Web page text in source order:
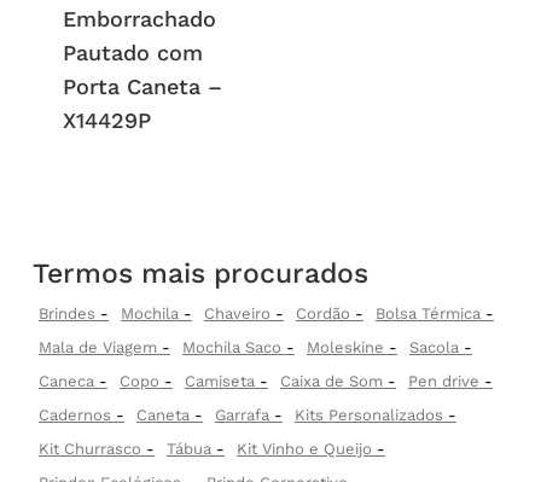
Emborrachado
Pautado com
Porta Caneta –
X14429P
Termos mais procurados
Brindes Mochila Chaveiro Cordão
Bolsa Térmica
Mala de Viagem
Mochila Saco Moleskine
Sacola
Caneca
Copo Camiseta Caixa de Som
Pen drive
Cadernos
Caneta Garrafa
Kits Personalizados
Kit Churrasco
Tábua
Kit Vinho e Queijo